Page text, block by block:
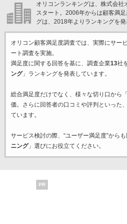
オリコンランキングは、株式会社
スタート。2006年からは顧客満
グは、2018年よりランキングを発
オリコン顧客満足度調査では、実際にサー
ート調査を実施。
満足度に関する回答を基に、調査企業13社
ング」ランキングを発表しています。
総合満足度だけでなく、様々な切り口から「
価。さらに回答者の口コミや評判といった
ています。
サービス検討の際、“ユーザー満足度”から
ニング」選びにお役立てください。
PR